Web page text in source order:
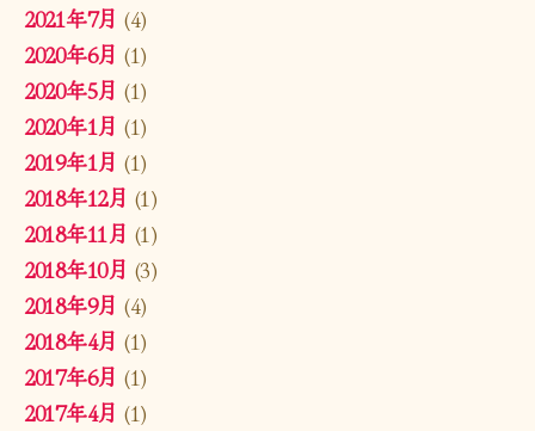
2021年7月 (4)
2020年6月 (1)
2020年5月 (1)
2020年1月 (1)
2019年1月 (1)
2018年12月 (1)
2018年11月 (1)
2018年10月 (3)
2018年9月 (4)
2018年4月 (1)
2017年6月 (1)
2017年4月 (1)